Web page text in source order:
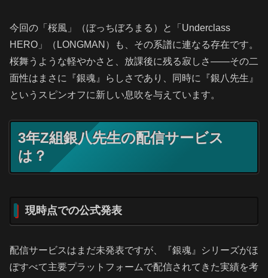
今回の「桜風」（ぼっちぼろまる）と「Underclass
HERO」（LONGMAN）も、その系譜に連なる存在です。
桜舞うような軽やかさと、放課後に残る寂しさ――その二
面性はまさに『銀魂』らしさであり、同時に『銀八先生』
というスピンオフに新しい息吹を与えています。
3年Z組銀八先生の配信サービス
は？
現時点での公式発表
配信サービスはまだ未発表ですが、『銀魂』シリーズがほ
ぼすべて主要プラットフォームで配信されてきた実績を考